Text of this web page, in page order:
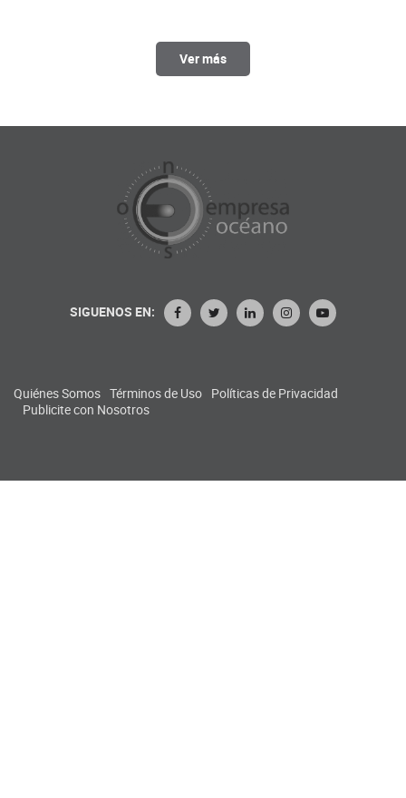
Ver más
SIGUENOS EN:
Quiénes Somos Términos de Uso Políticas de Privacidad
Publicite con Nosotros